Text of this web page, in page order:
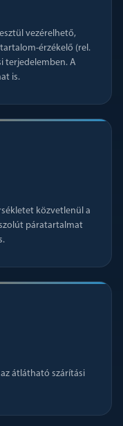
vezérelhető,
érzékelő (rel.
terjedelemben. A
is.
közvetlenül a
páratartalmat
átlátható szárítási